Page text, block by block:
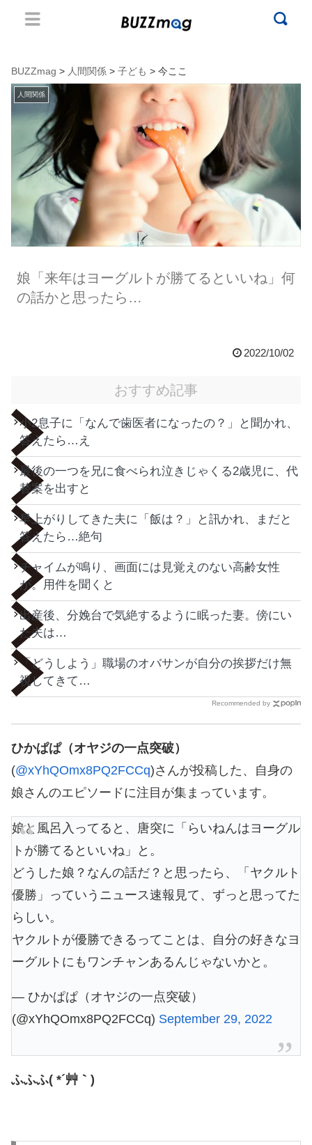
BUZZmag > 人間関係 > 子ども > 今ここ
人間関係
娘「来年はヨーグルトが勝てるといいね」何
の話かと思ったら…
2022/10/02
おすすめ記事
小2息子に「なんで歯医者になったの？」と聞かれ、
答えたら…え
最後の一つを兄に食べられ泣きじゃくる2歳児に、代
替案を出すと
早上がりしてきた夫に「飯は？」と訊かれ、まだと
答えたら…絶句
チャイムが鳴り、画面には見覚えのない高齢女性
が。用件を聞くと
出産後、分娩台で気絶するように眠った妻。傍にい
た夫は…
「どうしよう」職場のオバサンが自分の挨拶だけ無
視してきて…
Recommended by
ひかぱぱ（オヤジの一点突破）
(@xYhQOmx8PQ2FCCq)さんが投稿した、自身の
娘さんのエピソードに注目が集まっています。
娘と風呂入ってると、唐突に「らいねんはヨーグル
トが勝てるといいね」と。
どうした娘？なんの話だ？と思ったら、「ヤクルト
優勝」っていうニュース速報見て、ずっと思ってた
らしい。
ヤクルトが優勝できるってことは、自分の好きなヨ
ーグルトにもワンチャンあるんじゃないかと。
— ひかぱぱ（オヤジの一点突破）
(@xYhQOmx8PQ2FCCq) September 29, 2022
ふふふ( *´艸｀)